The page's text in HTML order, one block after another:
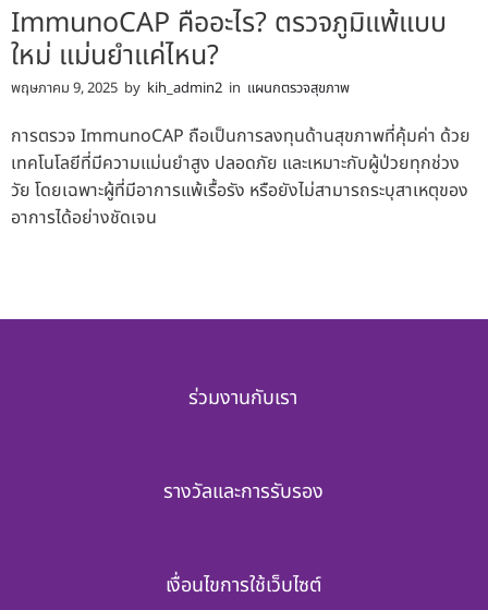
ImmunoCAP คืออะไร? ตรวจภูมิแพ้แบบ
ใหม่ แม่นยำแค่ไหน?
พฤษภาคม 9, 2025 by kih_admin2 in แผนกตรวจสุขภาพ
การตรวจ ImmunoCAP ถือเป็นการลงทุนด้านสุขภาพที่คุ้มค่า ด้วย
เทคโนโลยีที่มีความแม่นยำสูง ปลอดภัย และเหมาะกับผู้ป่วยทุกช่วง
วัย โดยเฉพาะผู้ที่มีอาการแพ้เรื้อรัง หรือยังไม่สามารถระบุสาเหตุของ
อาการได้อย่างชัดเจน
ร่วมงานกับเรา
รางวัลและการรับรอง
เงื่อนไขการใช้เว็บไซต์